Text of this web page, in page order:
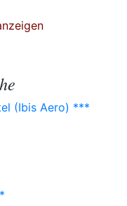
(Ibis Aero) ***